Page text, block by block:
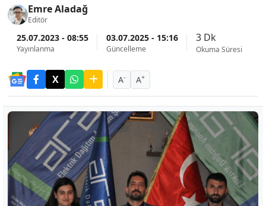
Emre Aladağ
Editör
25.07.2023 - 08:55
Yayınlanma
03.07.2025 - 15:16
Güncelleme
3 Dk
Okuma Süresi
A- A+